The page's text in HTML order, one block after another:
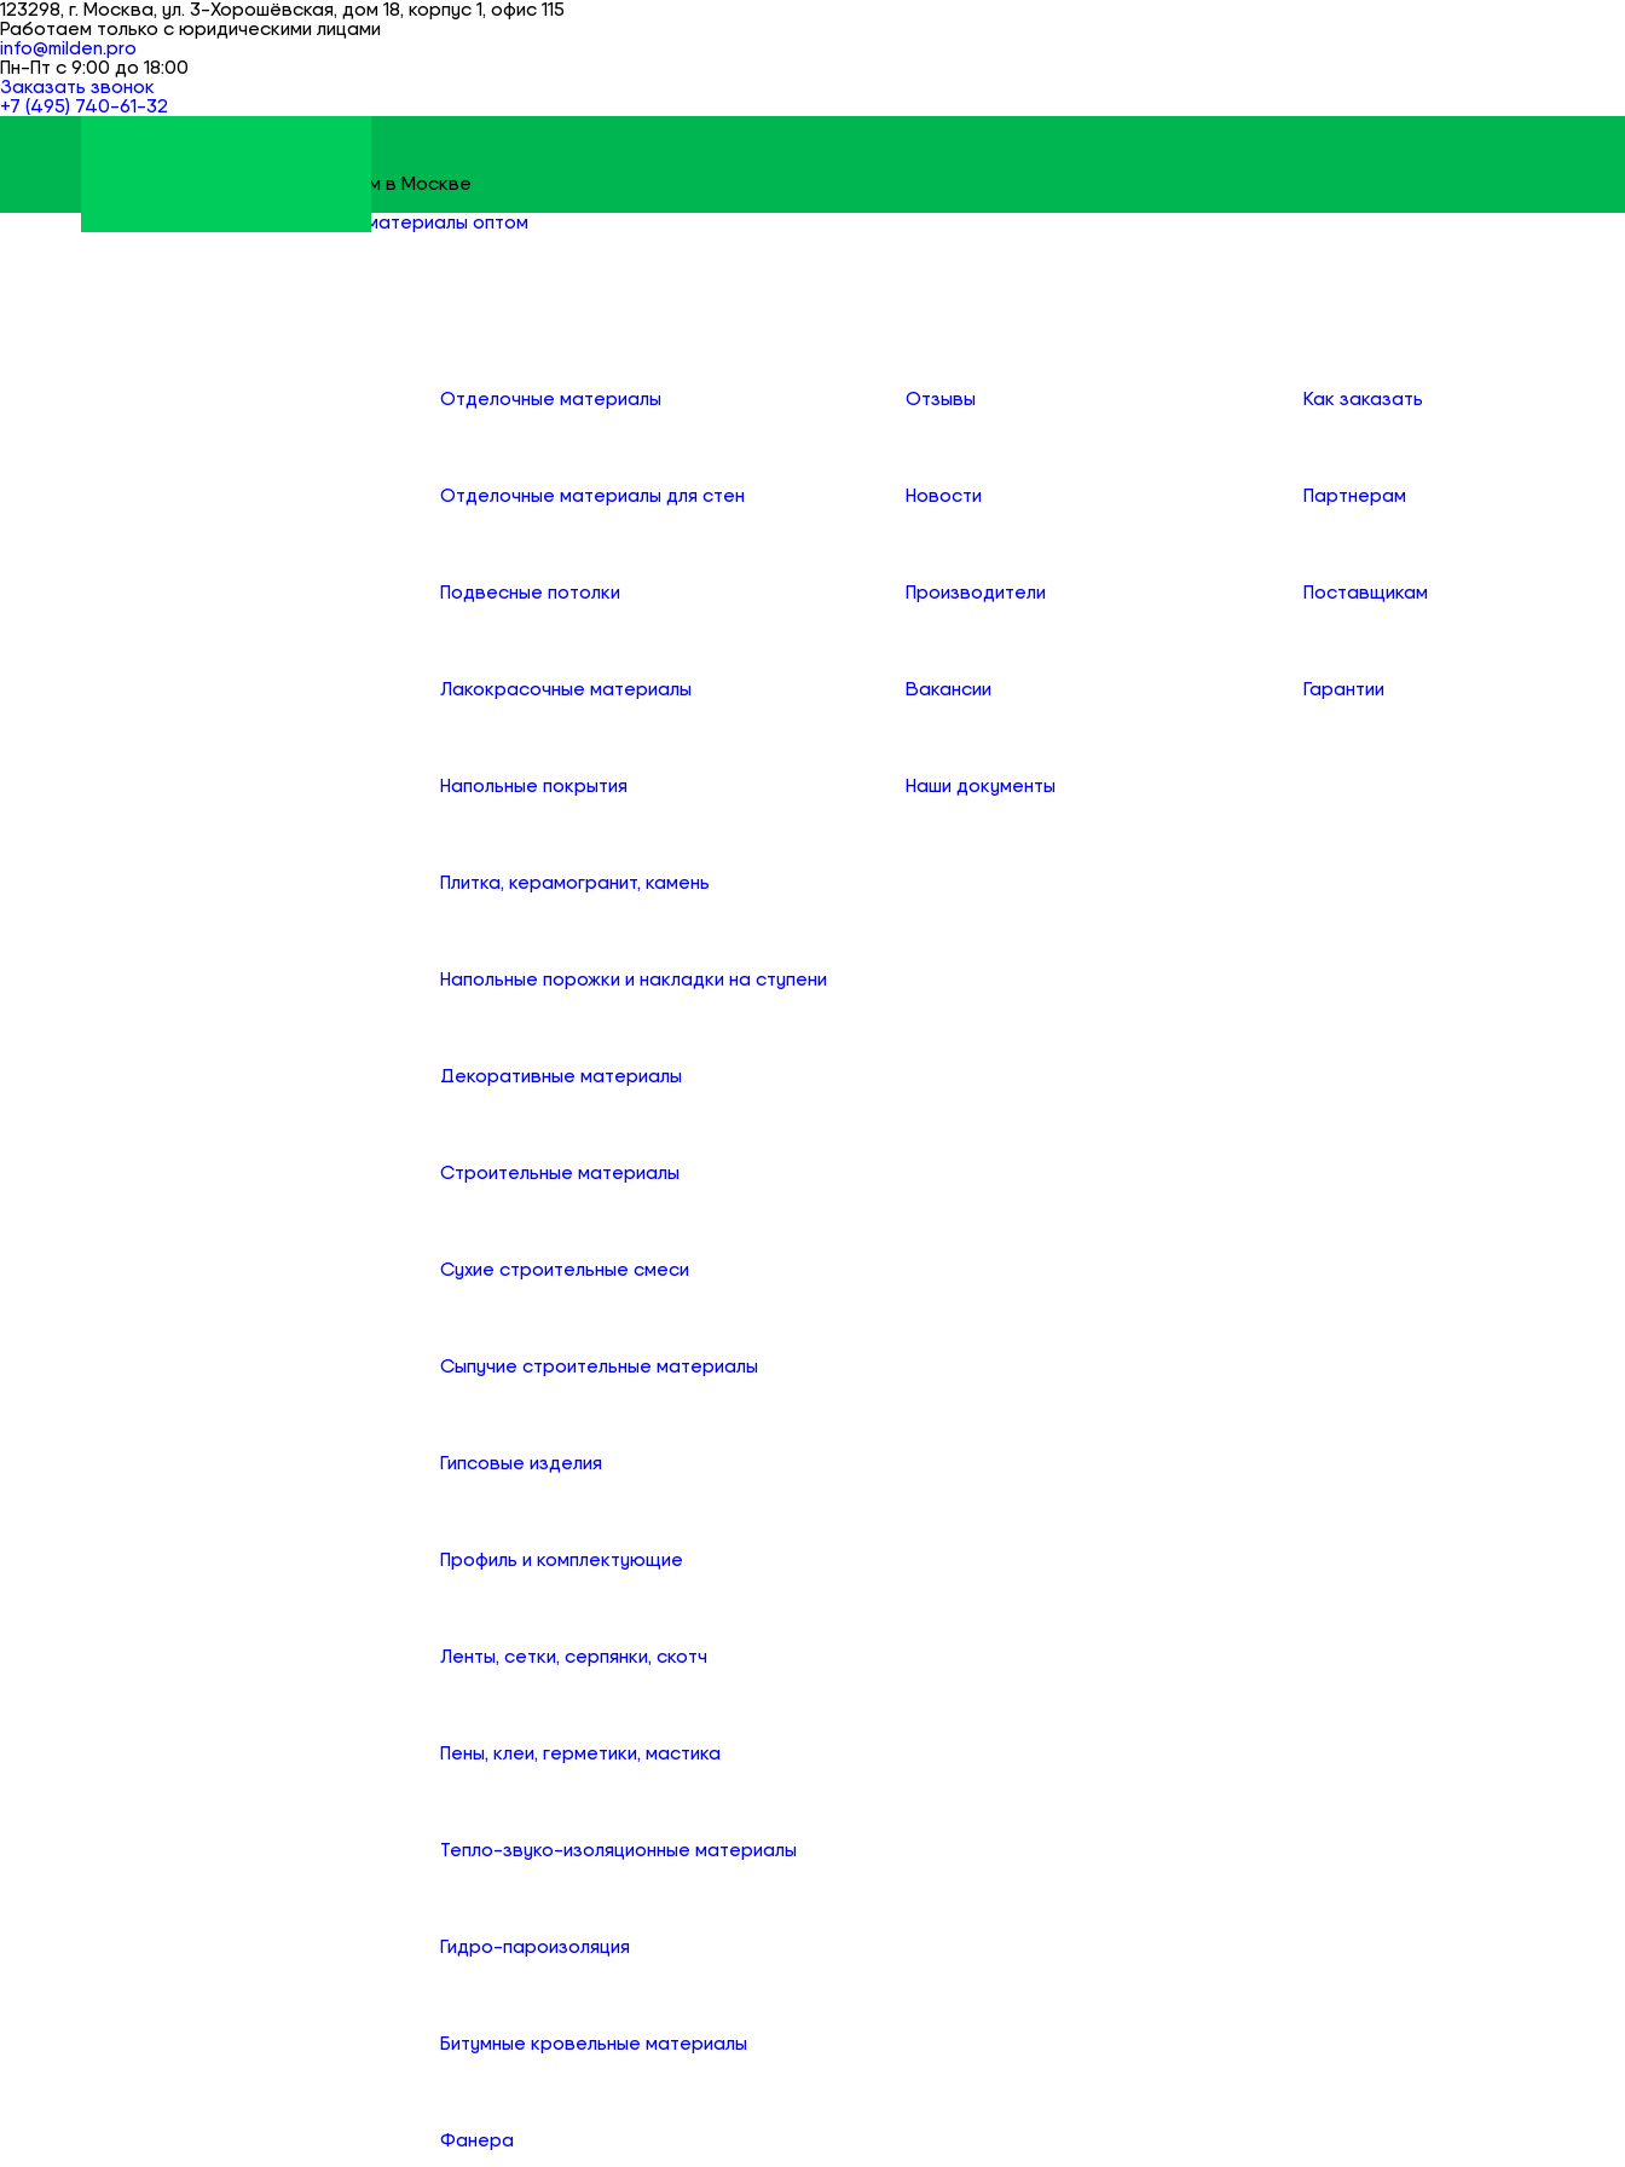
123298, г. Москва, ул. 3-Хорошёвская, дом 18, корпус 1, офис 115
Работаем только с юридическими лицами
info@milden.pro
Пн-Пт с 9:00 до 18:00
Заказать звонок
+7 (495) 740-61-32
Строительные материалы оптом в Москве
Отделочные материалы
Отделочные материалы для стен
Подвесные потолки
Лакокрасочные материалы
Напольные покрытия
Плитка, керамогранит, камень
Напольные порожки и накладки на ступени
Декоративные материалы
Строительные материалы
Сухие строительные смеси
Сыпучие строительные материалы
Гипсовые изделия
Профиль и комплектующие
Ленты, сетки, серпянки, скотч
Пены, клеи, герметики, мастика
Тепло-звуко-изоляционные материалы
Гидро-пароизоляция
Битумные кровельные материалы
Фанера
Отзывы
Новости
Производители
Вакансии
Наши документы
Как заказать
Партнерам
Поставщикам
Гарантии
Отделочные материалы оптом